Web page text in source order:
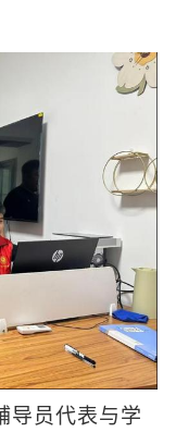
导员代表与学